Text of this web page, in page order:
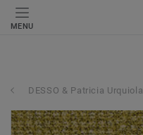
MENU
DESSO & Patricia Urquiola